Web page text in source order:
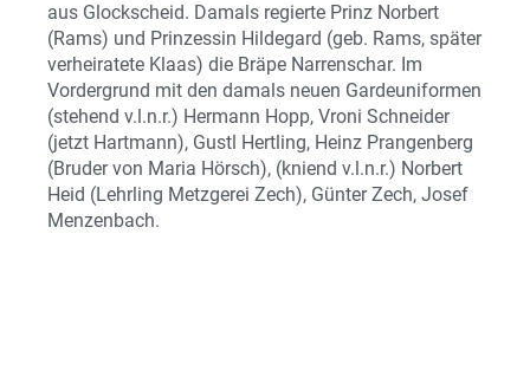
aus Glockscheid. Damals regierte Prinz Norbert
(Rams) und Prinzessin Hildegard (geb. Rams, später
verheiratete Klaas) die Bräpe Narrenschar. Im
Vordergrund mit den damals neuen Gardeuniformen
(stehend v.l.n.r.) Hermann Hopp, Vroni Schneider
(jetzt Hartmann), Gustl Hertling, Heinz Prangenberg
(Bruder von Maria Hörsch), (kniend v.l.n.r.) Norbert
Heid (Lehrling Metzgerei Zech), Günter Zech, Josef
Menzenbach.